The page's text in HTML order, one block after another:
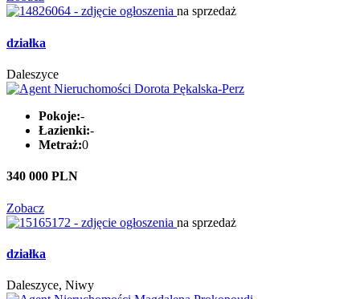
na sprzedaż
działka
Daleszyce
Pokoje:-
Łazienki:-
Metraż:0
340 000 PLN
Zobacz
na sprzedaż
działka
Daleszyce, Niwy